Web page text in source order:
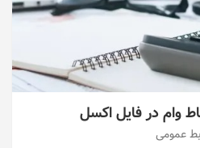
وام در فایل اکسل
عمومی